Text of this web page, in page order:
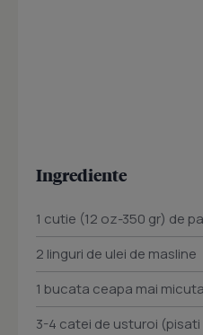
Ingrediente
1 cutie (12 oz-350 gr) de
2 linguri de ulei de masline
1 bucata ceapa mai
3-4 catei de usturoi (pisati